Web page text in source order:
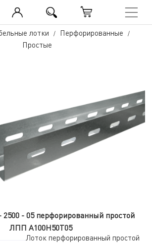
лотки
Перфорированные
Простые
2500 - 05 перфорированный простой
ЛПП A100Н50Т05
Лоток перфорированный простой